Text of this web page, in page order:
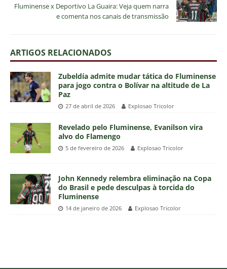
Fluminense x Deportivo La Guaira: Veja quem narra
e comenta nos canais de transmissão
ARTIGOS RELACIONADOS
Zubeldía admite mudar tática do Fluminense
para jogo contra o Bolívar na altitude de La
Paz
27 de abril de 2026 Explosao Tricolor
Revelado pelo Fluminense, Evanilson vira
alvo do Flamengo
5 de fevereiro de 2026 Explosao Tricolor
John Kennedy relembra eliminação na Copa
do Brasil e pede desculpas à torcida do
Fluminense
14 de janeiro de 2026 Explosao Tricolor